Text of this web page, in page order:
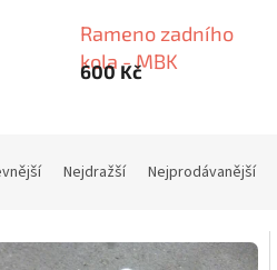
Rameno zadního
kola - MBK
600 Kč
Nejdražší Nejprodávanější